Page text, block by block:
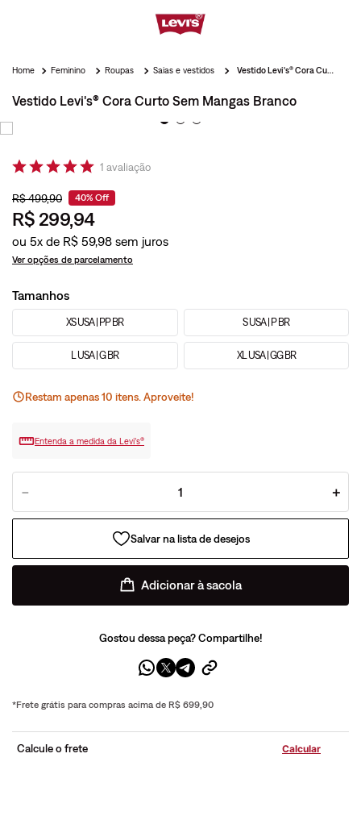
Feminino Roupas Saias e vestidos
Vestido Levi's® Cora Curto Sem Mangas Branco
1 avaliação
R$499,90 40% Off
R$ 299,94
ou 5x de R$ 59,98
Ver opções de parcelamento
Tamanhos
XS USA | PP BR S USA | P BR
L USA | G BR XL USA | GG BR
Restam apenas10 itens. Aproveite!
Entenda a medida da Levi’s®
＋
－
Adicionar à sacola
Gostou dessa peça? Compartilhe!
*Frete grátis para compras acima de R$ 699,90
Calcule o frete